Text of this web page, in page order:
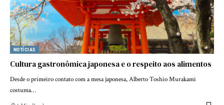
NOTÍCIAS
Cultura gastronômica japonesa e o respeito aos alimentos
Desde o primeiro contato com a mesa japonesa, Alberto Toshio Murakami
costuma…